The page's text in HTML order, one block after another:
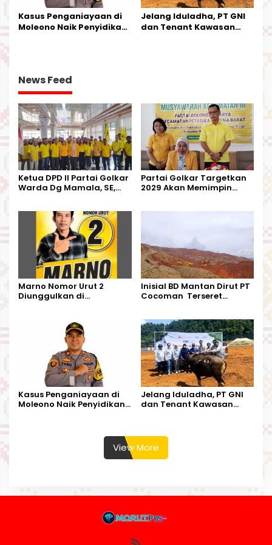
Kasus Penganiayaan di
Moleono Naik Penyidikan,
Jelang Iduladha, PT GNI
dan Tenant Kawasan
News Feed
Ketua DPD II Partai Golkar
Warda Dg Mamala, SE,
Kecamatan Petbar
Partai Golkar Targetkan
2029 Akan Memimpin
Marno Nomor Urut 2
Diunggulkan di
Harapan Warga
Inisial BD Mantan Dirut PT
Cocoman Terseret
Kalimantan Barat
Kasus Penganiayaan di
Moleono Naik Penyidikan,
Jelang Iduladha, PT GNI
dan Tenant Kawasan
View More